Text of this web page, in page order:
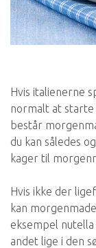
Hvis italienerne
normalt at starte
består
du kan således
kager til
Hvis ikke der
kan
eksempel
andet lige i den